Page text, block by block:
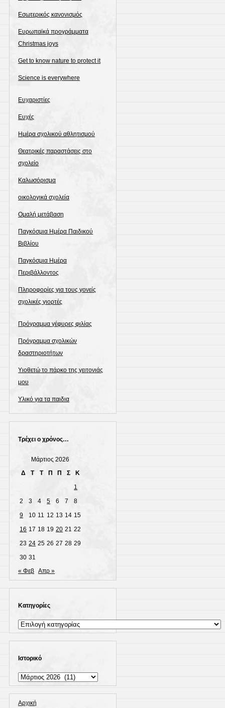
Εσωτερικός κανονισμός
Ευρωπαϊκά προγράμματα
Christmas joys
Get to know nature to protect it
Science is everywhere
Ευχαριστίες
Ευχές
Ημέρα σχολικού αθλητισμού
Θεατρικές παραστάσεις στο
σχολείο
Καλωσόρισμα
οικολογικά σχολεία
Ομαλή μετάβαση
Παγκόσμια Ημέρα Παιδικού
Βιβλίου
Παγκόσμια Ημέρα
Περιβάλλοντος
Πληροφορίες για τους γονείς
σχολικές γιορτές
Πρόγραμμα γέφυρες φιλίας
Πρόγραμμα σχολικών
δραστηριοτήτων
Υιοθετώ το πάρκο της γειτονιάς
μου
Υλικό για τα παιδια
Τρέχει ο χρόνος…
Μάρτιος 2026
Δ
Τ Τ Π Π Σ
Κ
1
2
3 4 5 6 7
8
9
10 11 12 13 14 15
16 17 18 19 20 21 22
23 24 25 26 27 28 29
30 31
« Φεβ Απρ »
Kατηγορίες
Kατηγορίες
Ιστορικό
Ιστορικό
Αρχική